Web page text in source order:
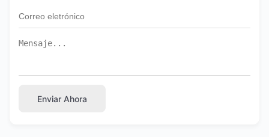
Enviar Ahora